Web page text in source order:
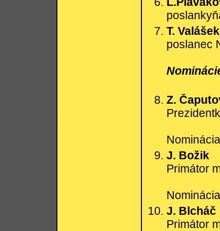
T. Valášek
poslanec
Z.
J. Božik
Primátor
J. Blcháč
Primátor